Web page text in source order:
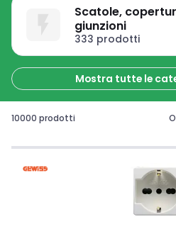
Scatole,
giunzioni
333 prodotti
Mostra tutte le
10000 prodotti